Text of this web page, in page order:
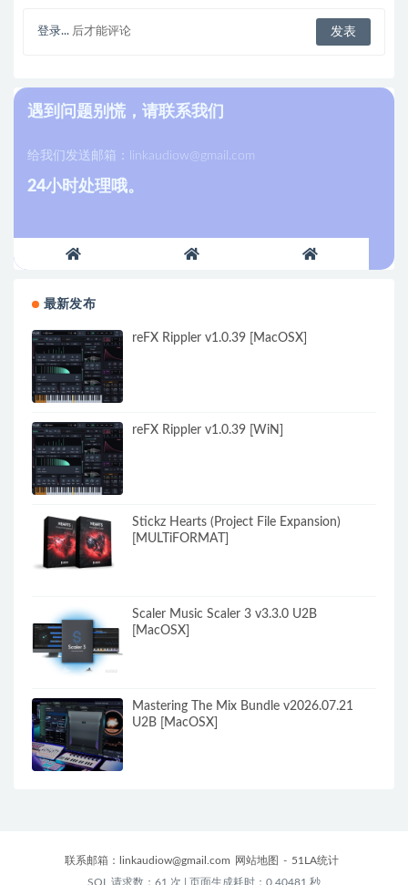
登录... 后才能评论
遇到问题别慌，请联系我们
给我们发送邮箱： linkaudiow@gmail.com
24小时处理哦。
最新发布
reFX Rippler v1.0.39 [MacOSX]
reFX Rippler v1.0.39 [WiN]
Stickz Hearts (Project File Expansion)
[MULTiFORMAT]
Scaler Music Scaler 3 v3.3.0 U2B
[MacOSX]
Mastering The Mix Bundle v2026.07.21
U2B [MacOSX]
联系邮箱： linkaudiow@gmail.com 网站地图 - 51LA统计
SQL 请求数：61 次
页面生成耗时：0.40481 秒